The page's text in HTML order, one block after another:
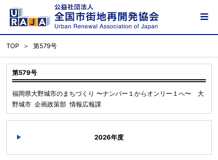
TOP 第579号
第579号
福岡県大野城市のまちづくり 〜ナンバー１からオンリー１へ〜 大
野城市 企画政策部 情報広報課
2026年度